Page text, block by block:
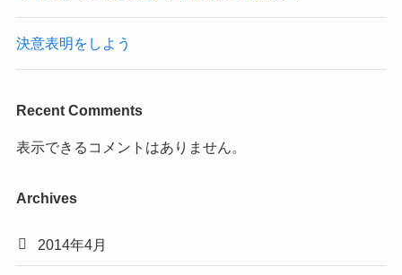
決意表明をしよう
Recent Comments
表示できるコメントはありません。
Archives
2014年4月